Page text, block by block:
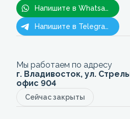
Напишите в Whatsapp
Напишите в Telegram
Мы работаем по адресу
г. Владивосток, ул.
офис 904
Сейчас закрыты